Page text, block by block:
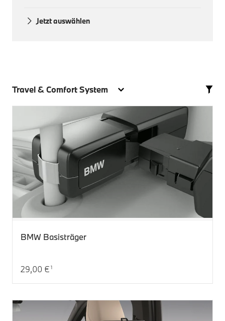
Jetzt auswählen
Travel & Comfort System
BMW Basisträger
Aktueller Preis: 29,00 €
29,00 € 1